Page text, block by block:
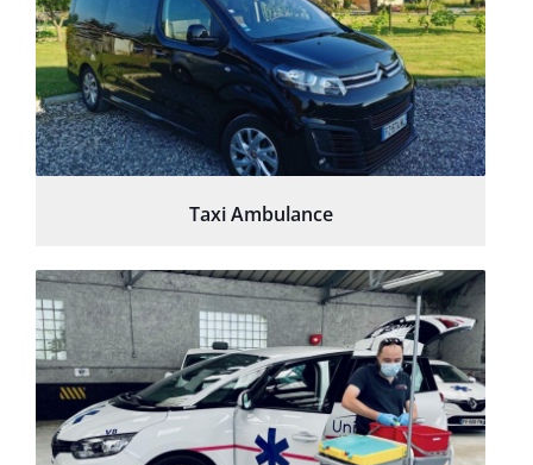
Taxi Ambulance